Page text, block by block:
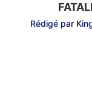
Rédigé par